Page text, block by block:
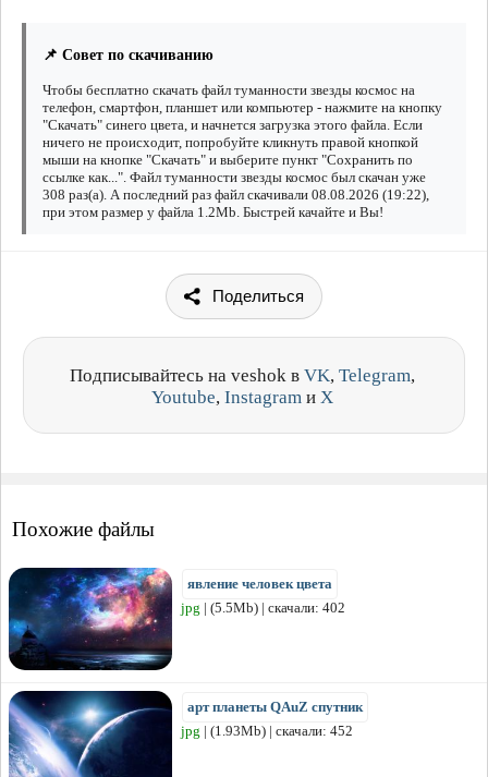
📌 Совет по скачиванию
Чтобы бесплатно скачать файл туманности звезды космос на
телефон, смартфон, планшет или компьютер - нажмите на кнопку
"Скачать" синего цвета, и начнется загрузка этого файла. Если
ничего не происходит, попробуйте кликнуть правой кнопкой
мыши на кнопке "Скачать" и выберите пункт "Сохранить по
ссылке как...". Файл туманности звезды космос был скачан уже
308 раз(а). А последний раз файл скачивали 08.08.2026 (19:22),
при этом размер у файла 1.2Mb. Быстрей качайте и Вы!
Поделиться
Подписывайтесь на veshok в VK, Telegram,
Youtube, Instagram и X
Похожие файлы
явление человек цвета
jpg | (5.5Mb) | скачали: 402
арт планеты QAuZ спутник
jpg | (1.93Mb) | скачали: 452